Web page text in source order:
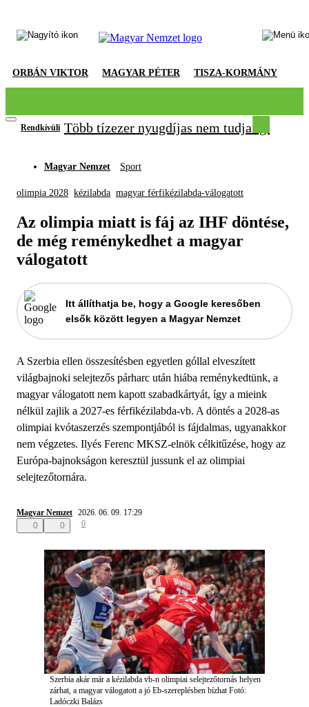
ORBÁN VIKTOR MAGYAR PÉTER TISZA-KORMÁNY
Rendkívüli Több tízezer nyugdíjas nem tudja igazolni
Magyar Nemzet Sport
olimpia 2028 kézilabda magyar férfikézilabda-válogatott
Az olimpia miatt is fáj az IHF döntése,
de még reménykedhet a magyar
válogatott
Itt állíthatja be, hogy a Google keresőben
elsők között legyen a Magyar Nemzet
A Szerbia ellen összesítésben egyetlen góllal elveszített
világbajnoki selejtezős párharc után hiába reménykedtünk, a
magyar válogatott nem kapott szabadkártyát, így a mieink
nélkül zajlik a 2027-es férfikézilabda-vb. A döntés a 2028-as
olimpiai kvótaszerzés szempontjából is fájdalmas, ugyanakkor
nem végzetes. Ilyés Ferenc MKSZ-elnök célkitűzése, hogy az
Európa-bajnokságon keresztül jussunk el az olimpiai
selejtezőtornára.
Magyar Nemzet 2026. 06. 09. 17:29
0
0 0
Szerbia akár már a kézilabda vb-n olimpiai selejtezőtornás helyen
zárhat, a magyar válogatott a jó Eb-szereplésben bízhatFotó:
Ladóczki Balázs